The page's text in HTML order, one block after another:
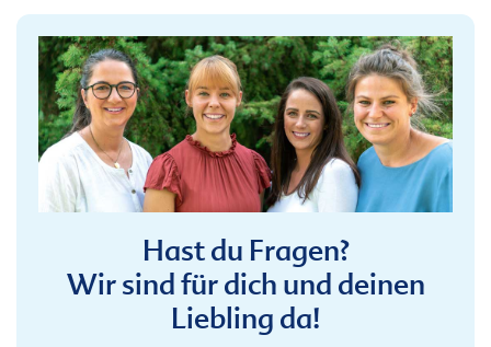
Hast du Fragen?
Wir sind für dich und deinen
Liebling da!